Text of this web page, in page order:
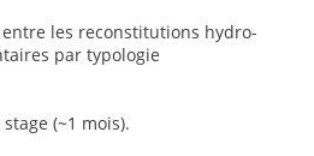
les reconstitutions hydro-
par typologie
(~1 mois).